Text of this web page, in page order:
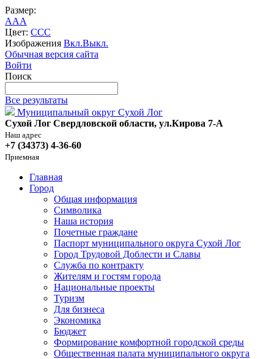
Размер:
AAA
Цвет: CCC
Изображения Вкл.Выкл.
Обычная версия сайта
Войти
Поиск
Все результаты
Муниципальный округ Сухой Лог
Сухой Лог Свердловской области, ул.Кирова 7-А
Наш адрес
+7 (34373) 4-36-60
Приемная
Главная
Город
Общая информация
Символика
Наша история
Почетные граждане
Паспорт муниципального округа Сухой Лог
Город Трудовой Доблести и Славы
Служба по контракту
Жителям и гостям города
Национальные проекты
Туризм
Для бизнеса
Экономика
Бюджет
Формирование комфортной городской среды
Общественная палата муниципального округа